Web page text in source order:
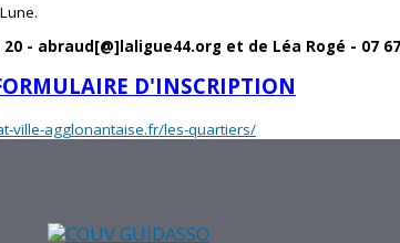
20 - abraud[@]laligue44.org et de Léa Rogé - 07
D'INSCRIPTION
ville-agglonantaise.fr/les-quartiers/